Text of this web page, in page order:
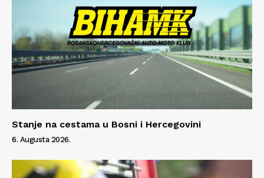
Stanje na cestama u Bosni i Hercegovini
6. Augusta 2026.